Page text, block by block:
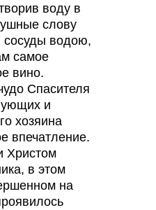
воду в
слову
сосуды водою,
самое
вино.
Спасителя
и
хозяина
впечатление.
Христом
в этом
на